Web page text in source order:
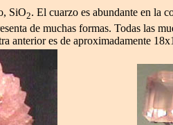
SiO2. El cuarzo es abundante en la
de muchas formas. Todas las
anterior es de aproximadamente